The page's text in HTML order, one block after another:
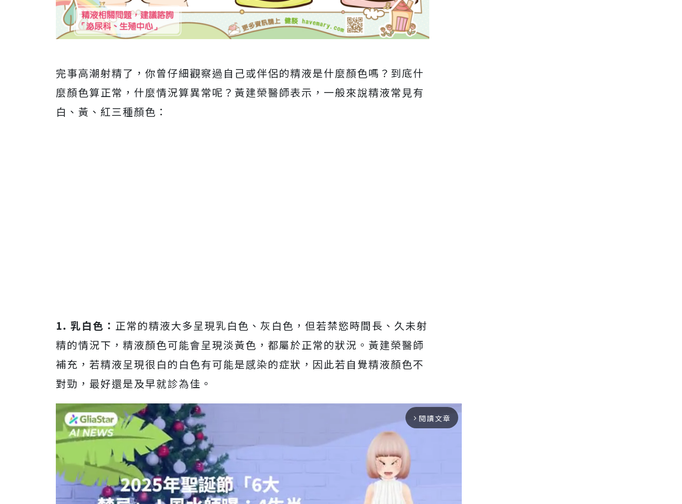
完事高潮射精了，你曾仔細觀察過自己或伴侶的精液是什麼顏色嗎？到底什
麼顏色算正常，什麼情況算異常呢？黃建榮醫師表示，一般來說精液常見有
白、黃、紅三種顏色：
1. 乳白色： 正常的精液大多呈現乳白色、灰白色，但若禁慾時間長、久未射
精的情況下，精液顏色可能會呈現淡黃色，都屬於正常的狀況。黃建榮醫師
補充，若精液呈現很白的白色有可能是感染的症狀，因此若自覺精液顏色不
對勁，最好還是及早就診為佳。
arrow_forward_ios 閱讀文章